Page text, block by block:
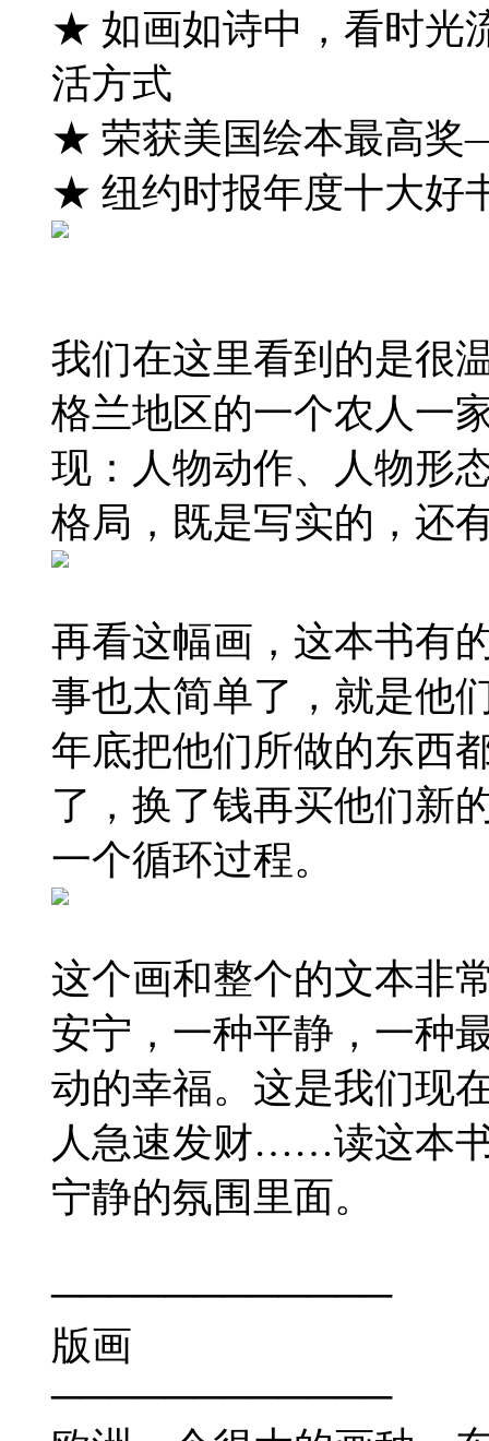
★ 如画如诗中，看时光
活方式
★ 荣获美国绘本最高
★ 纽约时报年度十大好
我们在这里看到的是很
格兰地区的一个农人一
现：人物动作、人物形
格局，既是写实的，还
再看这幅画，这本书有
事也太简单了，就是他
年底把他们所做的东西
了，换了钱再买他们新
一个循环过程。
这个画和整个的文本非
安宁，一种平静，一种
动的幸福。这是我们现
人急速发财……读这本
宁静的氛围里面。
────────────
版画
────────────